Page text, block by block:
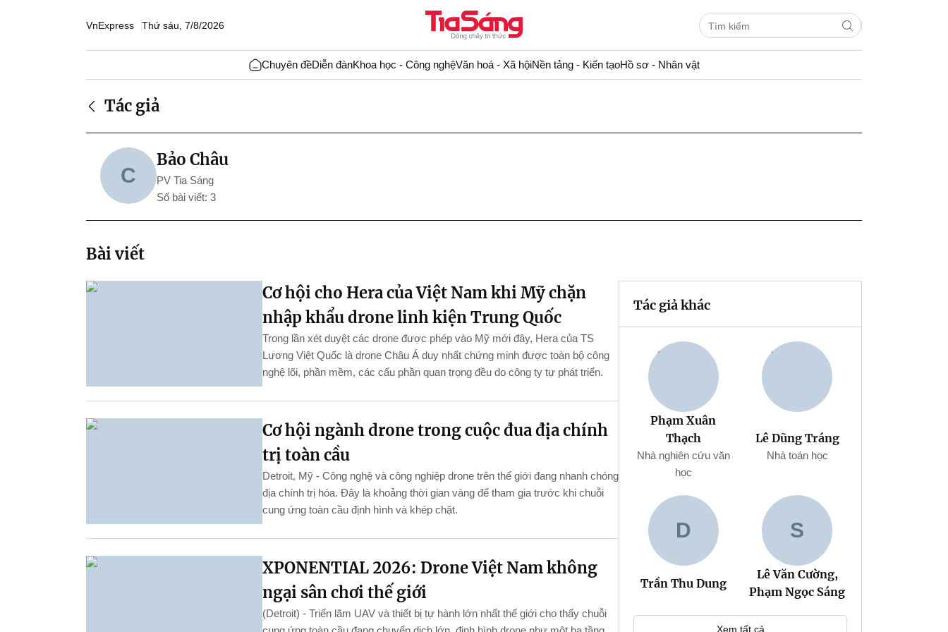
VnExpress Thứ sáu, 7/8/2026
Chuyên đềDiễn đànKhoa học - Công nghệVăn hoá - Xã hộiNền tảng - Kiến tạoHồ sơ - Nhân vật
Tác giả
C
Bảo Châu
PV Tia Sáng
Số bài viết: 3
Bài viết
Cơ hội cho Hera của Việt Nam khi Mỹ chặn
nhập khẩu drone linh kiện Trung Quốc
Trong lần xét duyệt các drone được phép vào Mỹ mới đây, Hera của TS
Lương Việt Quốc là drone Châu Á duy nhất chứng minh được toàn bộ công
nghệ lõi, phần mềm, các cấu phần quan trọng đều do công ty tự phát triển.
Cơ hội ngành drone trong cuộc đua địa chính
trị toàn cầu
Detroit, Mỹ - Công nghệ và công nghiệp drone trên thế giới đang nhanh chóng
địa chính trị hóa. Đây là khoảng thời gian vàng để tham gia trước khi chuỗi
cung ứng toàn cầu định hình và khép chặt.
XPONENTIAL 2026: Drone Việt Nam không
ngại sân chơi thế giới
(Detroit) - Triển lãm UAV và thiết bị tự hành lớn nhất thế giới cho thấy chuỗi
Tác giả khác
Phạm Xuân
Thạch
Nhà nghiên cứu văn
học
Lê Dũng Tráng
Nhà toán học
D
Trần Thu Dung
S
Lê Văn Cường,
Phạm Ngọc Sáng
Xem tất cả